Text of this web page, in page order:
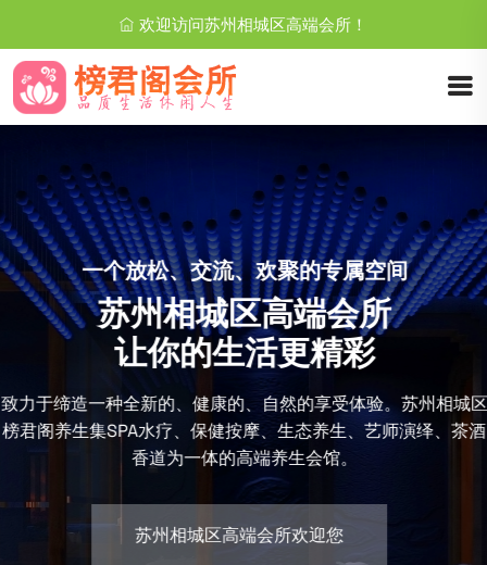
欢迎访问苏州相城区高端会所！
一个放松、交流、欢聚的专属空间
苏州相城区高端会所
让你的生活更精彩
致力于缔造一种全新的、健康的、自然的享受体验。苏州相城区
榜君阁养生集SPA水疗、保健按摩、生态养生、艺师演绎、茶酒
香道为一体的高端养生会馆。
苏州相城区高端会所欢迎您